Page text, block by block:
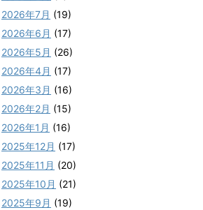
2026年7月 (19)
2026年6月 (17)
2026年5月 (26)
2026年4月 (17)
2026年3月 (16)
2026年2月 (15)
2026年1月 (16)
2025年12月 (17)
2025年11月 (20)
2025年10月 (21)
2025年9月 (19)